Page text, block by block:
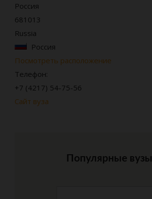
Россия
681013
Russia
Россия
Посмотреть расположение
Телефон:
+7 (4217) 54-75-56
Сайт вуза
Популярные вузы